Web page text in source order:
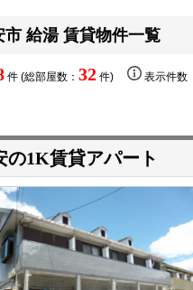
市 給湯 賃貸物件一覧
件 (総部屋数： 32 件) 表示件数
の1K賃貸アパート